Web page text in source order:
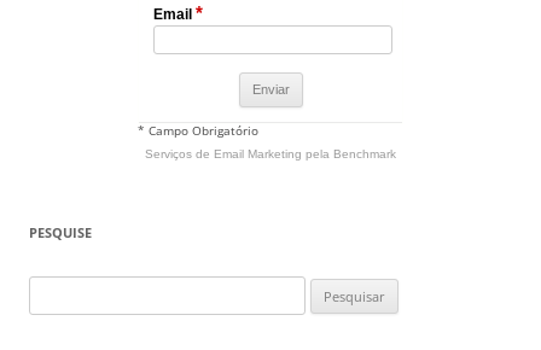
Email *
* Campo Obrigatório
Serviços de Email Marketing pela Benchmark
PESQUISE
por: